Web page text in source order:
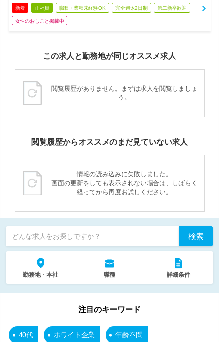
新着 正社員 職種・業種未経験OK 完全週休2日制 第二新卒歓迎
女性のおしごと掲載中
この求人と勤務地が同じオススメ求人
閲覧履歴がありません。まずは求人を閲覧しましょ
う。
閲覧履歴からオススメのまだ見ていない求人
情報の読み込みに失敗しました。
画面の更新をしても表示されない場合は、しばらく
経ってから再度お試しください。
どんな求人をお探しですか？ 検索
勤務地・本社 職種 詳細条件
注目のキーワード
40代 ホワイト企業 年齢不問